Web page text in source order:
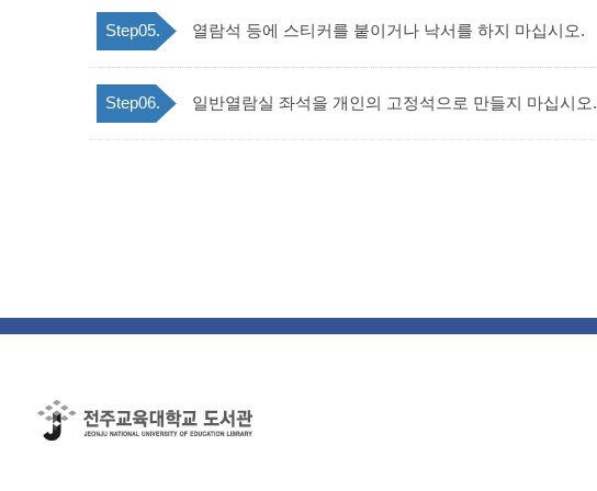
Step05. 열람석 등에 스티커를 붙이거나 낙서를 하지 마십시오.
Step06. 일반열람실 좌석을 개인의 고정석으로 만들지 마십시오.